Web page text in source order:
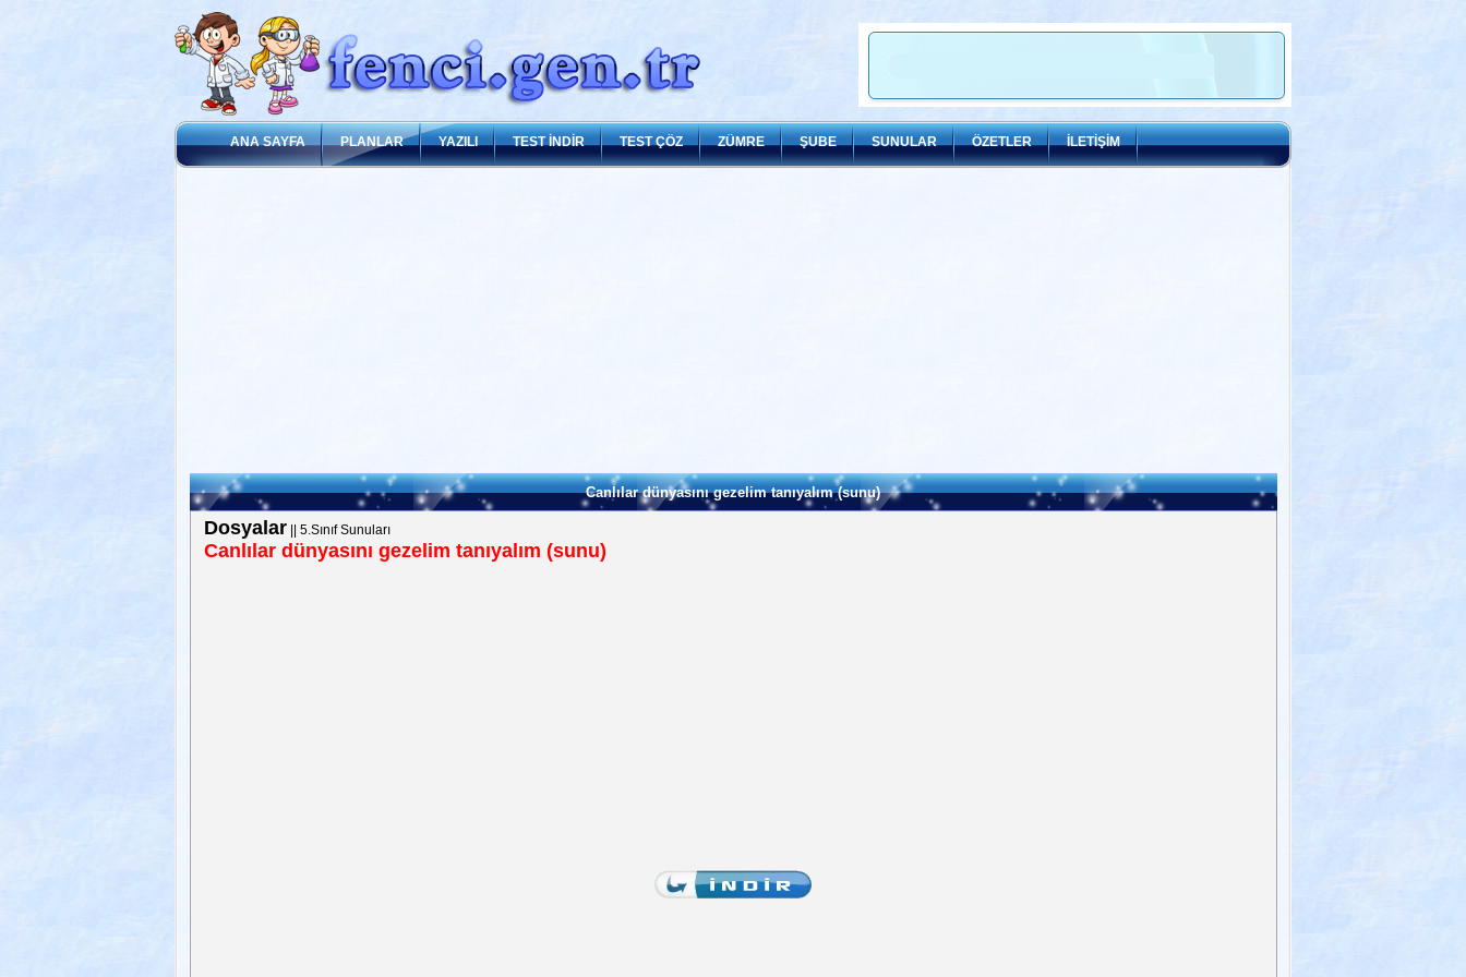
ANA SAYFA PLANLAR YAZILI TEST İNDİR TEST ÇÖZ ZÜMRE ŞUBE SUNULAR ÖZETLER İLETİŞİM
Canlılar dünyasını gezelim tanıyalım (sunu)
Dosyalar|| 5.Sınıf Sunuları
Canlılar dünyasını gezelim tanıyalım (sunu)